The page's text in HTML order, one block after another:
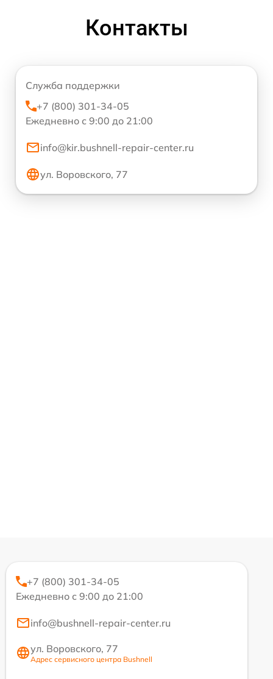
Контакты
Служба поддержки
+7 (800) 301-34-05
Ежедневно с 9:00 до 21:00
info@kir.bushnell-repair-center.ru
ул. Воровского, 77
+7 (800) 301-34-05
Ежедневно с 9:00 до 21:00
info@bushnell-repair-center.ru
ул. Воровского, 77
Адрес сервисного центра Bushnell